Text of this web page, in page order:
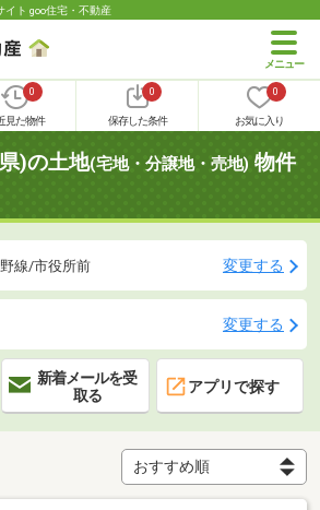
イト goo住宅・不動産
0
見た物件
0
保存した条件
0
お気に入り
)の土地(宅地・分譲地・売地) 物件
線/市役所前 変更する
変更する
新着メールを受
取る
アプリで探す